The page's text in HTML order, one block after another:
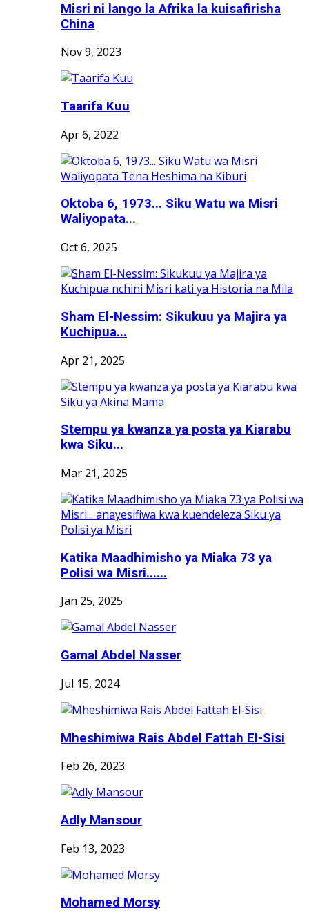
Misri ni lango la Afrika la kuisafirisha
China
Nov 9, 2023
Taarifa Kuu
Apr 6, 2022
Oktoba 6, 1973... Siku Watu wa Misri
Waliyopata...
Oct 6, 2025
Sham El-Nessim: Sikukuu ya Majira ya
Kuchipua...
Apr 21, 2025
Stempu ya kwanza ya posta ya Kiarabu
kwa Siku...
Mar 21, 2025
Katika Maadhimisho ya Miaka 73 ya
Polisi wa Misri......
Jan 25, 2025
Gamal Abdel Nasser
Jul 15, 2024
Mheshimiwa Rais Abdel Fattah El-Sisi
Feb 26, 2023
Adly Mansour
Feb 13, 2023
Mohamed Morsy